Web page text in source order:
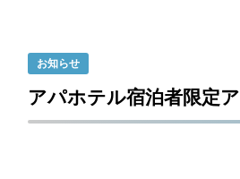
お知らせ
アパホテル宿泊者限定